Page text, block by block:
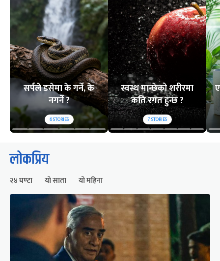
सर्पले डसेमा के गर्ने, के
नगर्ने ?
6STORIES
स्वस्थ मान्छेको शरीरमा
कति रगत हुन्छ ?
7STORIES
लोकप्रिय
२४ घण्टा यो साता यो महिना